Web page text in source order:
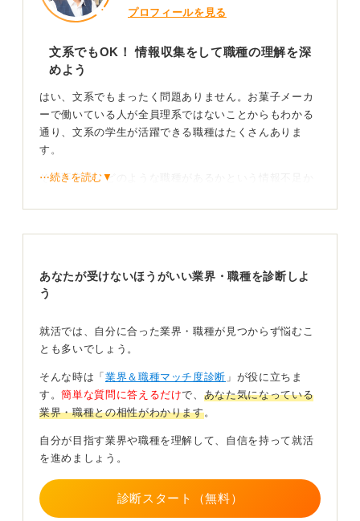
プロフィールを見る
文系でもOK！ 情報収集をして職種の理解を深
めよう
はい、文系でもまったく問題ありません。お菓子メーカ
ーで働いている人が全員理系ではないことからもわかる
通り、文系の学生が活躍できる職種はたくさんありま
す。
その不安は、どのような職種があるかという情報不足か
ずです。
お菓子メーカーの選考を突破するコツは、「なぜ、お菓
子メーカーでなければならないのか」を明確に説明する
ことです。
お菓子が好きだという思いは大切ですが、それはほかの
応募者も同じであるため、それだけでは差別化になりま
せん。
そこで、「あなたにとって、社会にとって、お菓子とは
何か」を自分なりに定義してください。企業のホームペ
ージには「お菓子は人を幸せにするもの」「家族の絆を
⋯続きを読む▼
あなたが受けないほうがいい業界・職種を診断しよ
う
就活では、自分に合った業界・職種が見つからず悩むこ
とも多いでしょう。
そんな時は「 業界＆職種マッチ度診断 」が役に立ちま
す。簡単な質問に答えるだけで、 あなた気になっている
業界・職種との相性がわかります。
自分が目指す業界や職種を理解して、自信を持って就活
を進めましょう。
診断スタート（無料）